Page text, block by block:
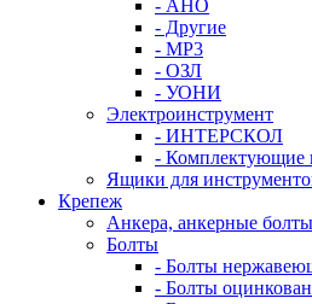
- АНО
- Другие
- МР3
- ОЗЛ
- УОНИ
Электроинструмент
- ИНТЕРСКОЛ
- Комплектующие
Ящики для
Крепеж
Анкера, анкерные болты
Болты
- Болты
- Болты